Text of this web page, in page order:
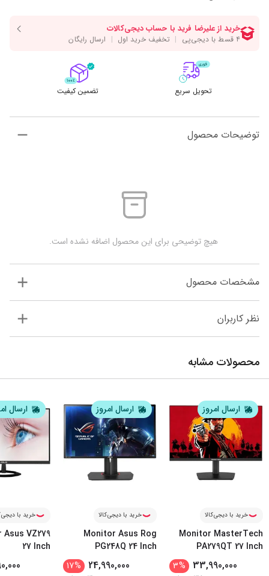
تحویل سریع تضمین کیفیت
توضیحات محصول
هیچ توضیحی برای این محصول اضافه نشده است.
مشخصات محصول
نظر کاربران
محصولات مشابه
ارسال امروز
خرید با دیجی‌کالا
Monitor MasterTech
PA279QT 27 Inch
33,990,000
%
3
ارسال امروز
خرید با دیجی‌کالا
Monitor Asus Rog
PG248Q 24 Inch
24,990,000
%
17
ارسال
خرید با
VZ279
27 Inch